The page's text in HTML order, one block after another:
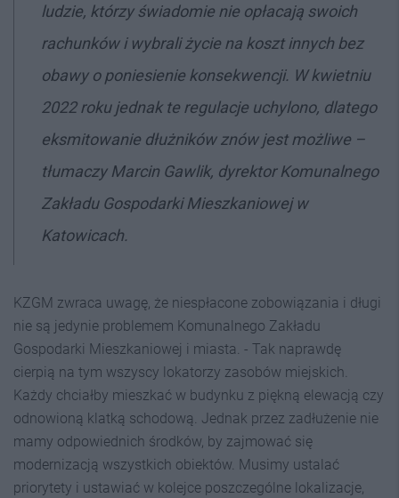
ludzie, którzy świadomie nie opłacają swoich
rachunków i wybrali życie na koszt innych bez
obawy o poniesienie konsekwencji. W kwietniu
2022 roku jednak te regulacje uchylono, dlatego
eksmitowanie dłużników znów jest możliwe –
tłumaczy Marcin Gawlik, dyrektor Komunalnego
Zakładu Gospodarki Mieszkaniowej w
Katowicach.
KZGM zwraca uwagę, że niespłacone zobowiązania i długi
nie są jedynie problemem Komunalnego Zakładu
Gospodarki Mieszkaniowej i miasta. - Tak naprawdę
cierpią na tym wszyscy lokatorzy zasobów miejskich.
Każdy chciałby mieszkać w budynku z piękną elewacją czy
odnowioną klatką schodową. Jednak przez zadłużenie nie
mamy odpowiednich środków, by zajmować się
modernizacją wszystkich obiektów. Musimy ustalać
priorytety i ustawiać w kolejce poszczególne lokalizacje,